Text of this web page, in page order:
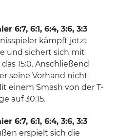
6:7, 6:1, 6:4, 3:6, 3:3
kämpft jetzt
und sichert sich mit
15:0. Anschließend
seine Vorhand nicht
einem Smash von der T-
auf 30:15.
6:7, 6:1, 6:4, 3:6, 3:3
erspielt sich die